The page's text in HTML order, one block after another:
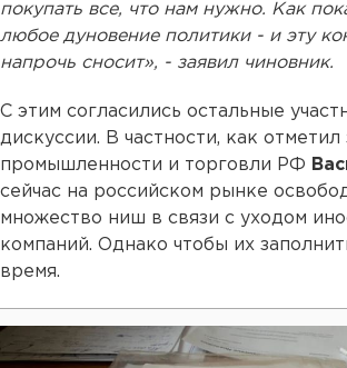
покупать все, что нам нужно. Как
любое дуновение политики - и эту
напрочь сносит», - заявил чиновник.
С этим согласились остальные
дискуссии. В частности, как отметил
промышленности и торговли РФ
сейчас на российском рынке
множество ниш в связи с уходом
компаний. Однако чтобы их
время.